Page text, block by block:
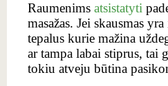
Raumenims atsistatyti
masažas. Jei skausmas
tepalus kurie mažina
ar tampa labai stiprus, tai
tokiu atveju būtina